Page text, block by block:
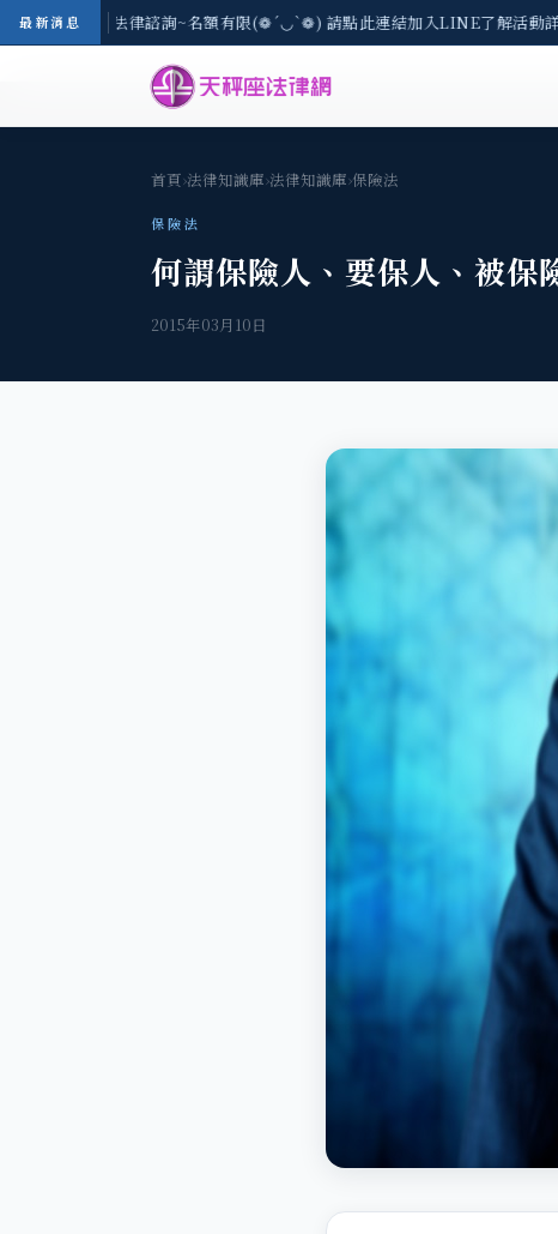
最新消息
) 現場免費法律諮詢~名額有限(❁´◡`❁) 請點此連結加入LINE了解活動
首頁›法律知識庫›法律知識庫›保險法
保險法
何謂保險人、要保人、被保
2015年03月10日